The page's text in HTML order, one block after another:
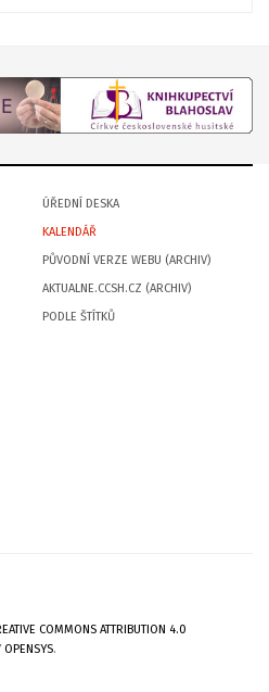
ÚŘEDNÍ DESKA
KALENDÁŘ
PŮVODNÍ VERZE WEBU (ARCHIV)
AKTUALNE.CCSH.CZ (ARCHIV)
PODLE ŠTÍTKŮ
COMMONS ATTRIBUTION 4.0
OPENSYS.